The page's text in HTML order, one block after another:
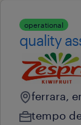
operational
quality
ferrara,
tempo